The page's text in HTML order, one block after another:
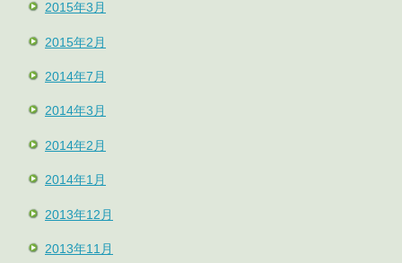
2015年3月
2015年2月
2014年7月
2014年3月
2014年2月
2014年1月
2013年12月
2013年11月